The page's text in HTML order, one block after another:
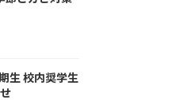
生 校内奨学生